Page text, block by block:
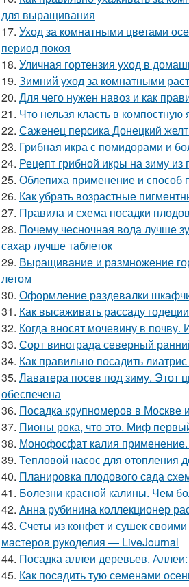
для выращивания
17. Уход за комнатными цветами
период покоя
18. Уличная гортензия уход в
19. Зимний уход за комнатными
20. Для чего нужен навоз и как
21. Что нельзя класть в
22. Саженец персика Донецкий
23. Грибная икра с помидорами и
24. Рецепт грибной икры на зиму из
25. Облепиха применение и способ
26. Как убрать возрастные
27. Правила и схема посадки
28. Почему чесночная вода лучше
сахар лучше таблеток
29. Выращивание и размножение
летом
30. Оформление раздевалки
31. Как высаживать рассаду
32. Когда вносят мочевину в
33. Сорт винограда северный
34. Как правильно посадить
35. Лаватера посев под зиму. Этот
обеспечена
36. Посадка крупномеров в Москве
37. Пионы рока, что это. Миф
38. Монофосфат калия
39. Тепловой насос для отопления
40. Планировка плодового сада
41. Болезни красной калины. Чем
42. Анна рубинина коллекционер
43. Счеты из конфет и сушек
мастеров рукоделия — LiveJournal
44. Посадка аллеи деревьев.
45. Как посадить тую семенами